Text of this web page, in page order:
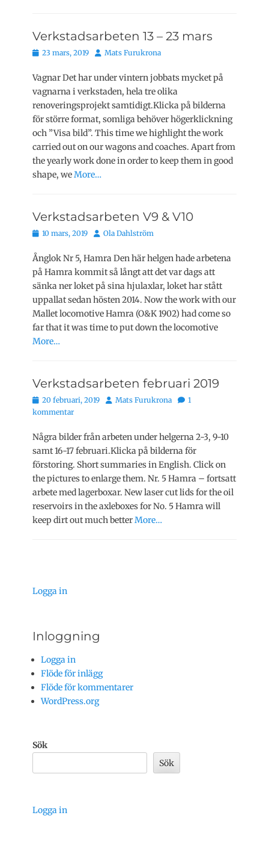
Verkstadsarbeten 13 – 23 mars
Publicerat
23 mars, 2019 Författare
Mats Furukrona
Vagnar Det har under vintern jobbats mycket på
vagnarna i verkstaden, hela tre olika
renoveringsprojekt samtidigt.Klicka på bilderna
för större format, somliga behöver högerklickning
och ”Visa bild”. This time we highlight the work
carried out on our wagons and coaches. Apart from
the yearly work done in order to keep them in good
shape, weMore…
Verkstadsarbeten V9 & V10
Publicerat
10 mars, 2019 Författare
Ola Dahlström
Ånglok Nr 5, Hamra Den här helgen hade arbetena
på Hamra kommit så långt att det var dags att
sänka ner loket på sina hjulaxlar, loket har stått
uppallat sedan hösten 2014. Now the work with our
Mallet locomotive Hamra (O&K 1902) had come so
far that it was time to put down the locomotive
More…
Verkstadsarbeten februari 2019
Publicerat
den
20 februari, 2019 Författare
Mats Furukrona
1
kommentar
Några bilder från arbeten under helgerna 2-3, 9-10
samt 16-17 februari.Klicka på bilderna för
förstoring. Short summaries in English. Click on
the pictures to enlarge them. Nr. 5 Hamra – fortsatt
arbete med lagerboxar. New laser cut lids for the oil
reservoirs in the axleboxes for No. 5 Hamra will
keep dirt out much betterMore…
Logga in
Inloggning
Logga in
Flöde för inlägg
Flöde för kommentarer
WordPress.org
Sök
Sök
Logga in